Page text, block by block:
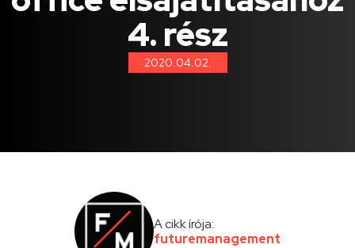
4. rész
2020.04.02.
A cikk írója:
futuremanagement